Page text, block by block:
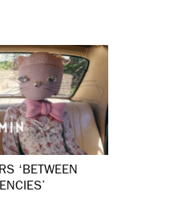
‘BETWEEN